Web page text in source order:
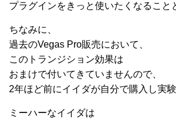
プラグインをきっと使いたくなること
ちなみに、
過去のVegas Pro販売において、
このトランジション効果は
おまけで付いてきていませんので、
2年ほど前にイイダが自分で購入し実験
ミーハーなイイダは